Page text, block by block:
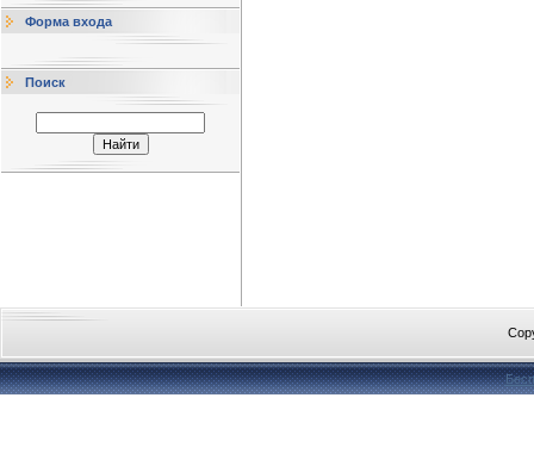
Форма входа
Поиск